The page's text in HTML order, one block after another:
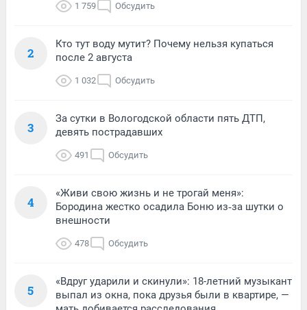
1 759 Обсудить
2
Кто тут воду мутит? Почему нельзя купаться
после 2 августа
1 032 Обсудить
3
За сутки в Вологодской области пять ДТП,
девять пострадавших
491 Обсудить
4
«Живи свою жизнь и не трогай меня»:
Бородина жестко осадила Боню из‑за шутки о
внешности
478 Обсудить
5
«Вдруг ударили и скинули»: 18-летний музыкант
выпал из окна, пока друзья были в квартире, —